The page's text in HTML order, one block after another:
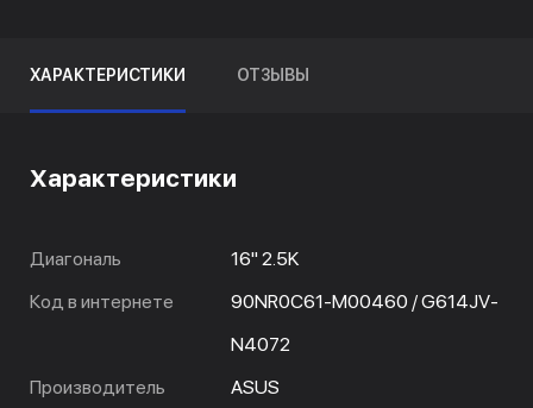
ХАРАКТЕРИСТИКИ ОТЗЫВЫ
Характеристики
Диагональ
16" 2.5K
Код в интернете
90NR0C61-M00460 / G614JV-
N4072
Производитель
ASUS